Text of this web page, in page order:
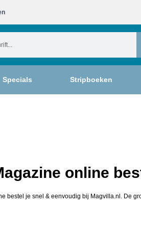
Specials Stripboeken
online
bestel je snel & eenvoudig bij Magvilla.nl. De